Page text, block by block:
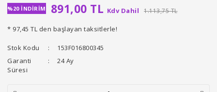
%20 İNDİRİM 891,00 TL Kdv Dahil 1.113,75 TL
* 97,45 TL den başlayan taksitlerle!
Stok Kodu
153F016800345
Garanti
Süresi
24 Ay